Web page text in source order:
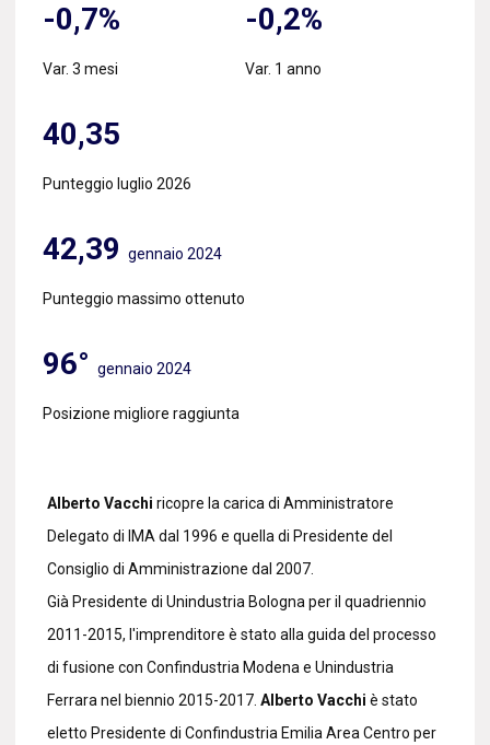
-0,7%
Var. 3 mesi
-0,2%
Var. 1 anno
40,35
Punteggio luglio 2026
42,39 gennaio 2024
Punteggio massimo ottenuto
96° gennaio 2024
Posizione migliore raggiunta
Alberto Vacchi ricopre la carica di Amministratore
Delegato di IMA dal 1996 e quella di Presidente del
Consiglio di Amministrazione dal 2007.
Già Presidente di Unindustria Bologna per il quadriennio
2011-2015, l'imprenditore è stato alla guida del processo
di fusione con Confindustria Modena e Unindustria
Ferrara nel biennio 2015-2017. Alberto Vacchi è stato
eletto Presidente di Confindustria Emilia Area Centro per